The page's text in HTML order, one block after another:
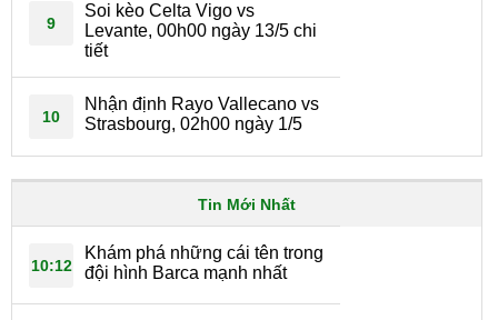
9
Soi kèo Celta Vigo vs
Levante, 00h00 ngày 13/5 chi
tiết
10
Nhận định Rayo Vallecano vs
Strasbourg, 02h00 ngày 1/5
Tin Mới Nhất
10:12
Khám phá những cái tên trong
đội hình Barca mạnh nhất